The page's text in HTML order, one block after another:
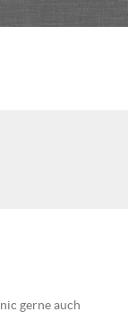
gerne auch